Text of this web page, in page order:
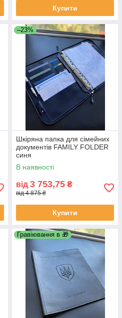
Купити
–23%
Шкіряна папка для сімейних
документів FAMILY FOLDER
синя
В наявності
від 3 753,75 ₴
від 4 875 ₴
Купити
Гравіювання в 🎁